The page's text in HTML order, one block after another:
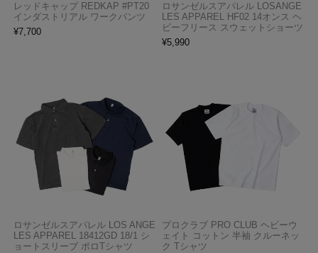
レッドキャップ REDKAP #PT20
インダストリアル ワークパンツ
¥7,700
ロサンゼルスアパレル LOSANGE
LES APPAREL HF02 14オンス ヘ
ビーフリース スウェットショーツ
¥5,990
ロサンゼルスアパレル LOS ANGE
LES APPAREL 18412GD 18/1 シ
ョートスリーブ ポロTシャツ
プロクラブ PRO CLUB ヘビーウ
ェイト コットン 半袖 クルーネッ
ク Tシャツ